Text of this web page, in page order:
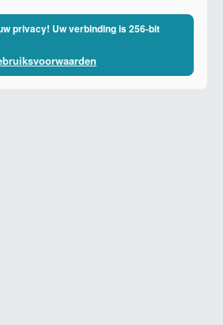
privacy! Uw verbinding is 256-bit